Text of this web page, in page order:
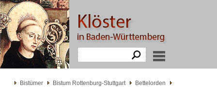
Bistümer Bistum Rottenburg-Stuttgart
Bettelorden